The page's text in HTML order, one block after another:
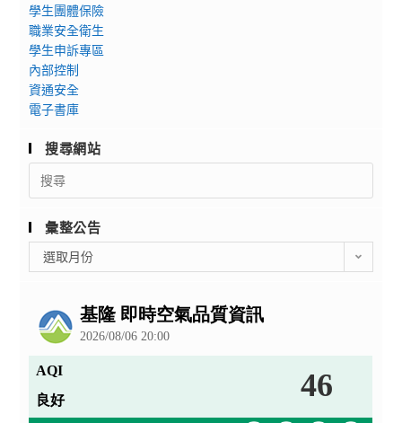
學生團體保險
職業安全衛生
學生申訴專區
內部控制
資通安全
電子書庫
搜尋網站
Search
for:
彙整公告
整
選取月份